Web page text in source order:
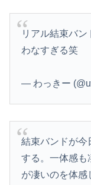
リアル結束バ
わなすぎる笑
— わっきー
結束バンドが今
する。一体感も
が凄いのを体感